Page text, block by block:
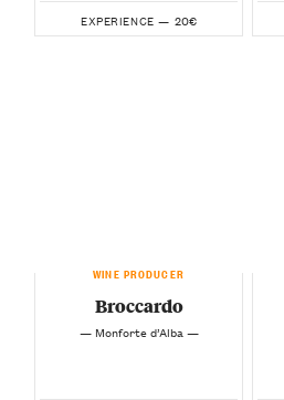
EXPERIENCE — 20€
WINE PRODUCER
Broccardo
— Monforte d’Alba —